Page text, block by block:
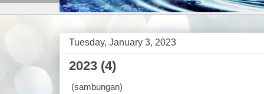
Tuesday, January 3, 2023
2023 (4)
(sambungan)